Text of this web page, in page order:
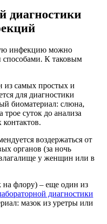
диагностики
инфекцию можно
способами. К таковым
из самых простых и
для диагностики
биоматериал: слюна,
трое суток до анализа
контактов.
воздержаться от
органов (за ночь
у женщин или в
на флору) – еще один из
диагностики
мазок из уретры или